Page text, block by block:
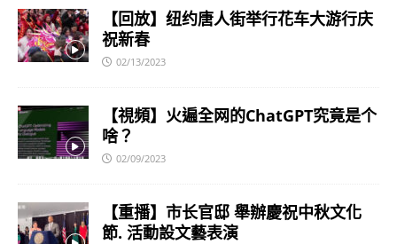
【回放】纽约唐人街举行花车大游行庆
祝新春
02/13/2023
【視頻】火遍全网的ChatGPT究竟是个
啥？
02/09/2023
【重播】市长官邸 舉辦慶祝中秋文化
節. 活動設文藝表演